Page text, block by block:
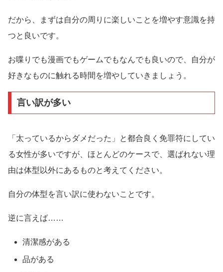
だから、まずは自分の周りに楽しいことを増やす意識を持
つと良いです。
お喋りでも漫画でもゲームでもなんでも良いので、自分が
好きなものに触れる時間を増やしていきましょう。
言い訳が多い
「太っているからダメだった」と都合良く免罪符にしてい
る女性が多いですが、ほとんどのケースで、選ばれない理
由は体型以外にあるものと考えてください。
自分の体型を言い訳に使わないことです。
逆に言えば……
清潔感がある
品がある